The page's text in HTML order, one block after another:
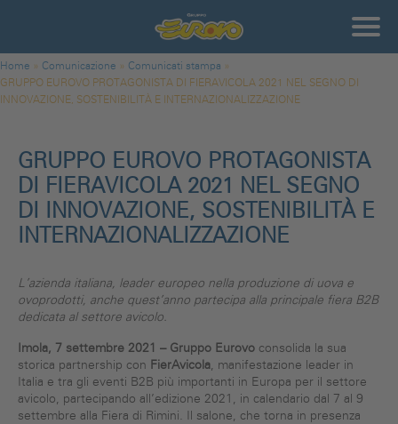
Tu sei qui
Home » Comunicazione » Comunicati stampa »
GRUPPO EUROVO PROTAGONISTA DI FIERAVICOLA 2021 NEL SEGNO DI
INNOVAZIONE, SOSTENIBILITÀ E INTERNAZIONALIZZAZIONE
GRUPPO EUROVO PROTAGONISTA
DI FIERAVICOLA 2021 NEL SEGNO
DI INNOVAZIONE, SOSTENIBILITÀ E
INTERNAZIONALIZZAZIONE
L’azienda italiana, leader europeo nella produzione di uova e
ovoprodotti, anche quest’anno partecipa alla principale fiera B2B
dedicata al settore avicolo.
Imola, 7 settembre 2021 – Gruppo Eurovo consolida la sua
storica partnership con FierAvicola, manifestazione leader in
Italia e tra gli eventi B2B più importanti in Europa per il settore
avicolo, partecipando all’edizione 2021, in calendario dal 7 al 9
settembre alla Fiera di Rimini. Il salone, che torna in presenza